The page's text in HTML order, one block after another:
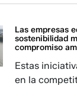
Las empresas
sostenibilidad
compromiso
Estas
en la